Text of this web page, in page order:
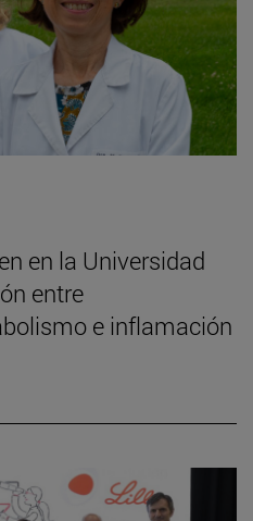
en la Universidad
entre
e inflamación